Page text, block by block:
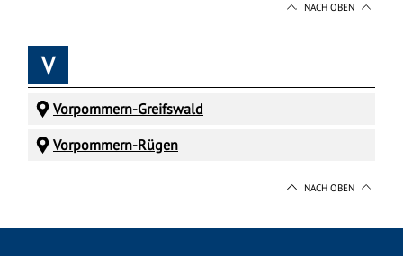
NACH OBEN
V
Vorpommern-Greifswald
Vorpommern-Rügen
NACH OBEN